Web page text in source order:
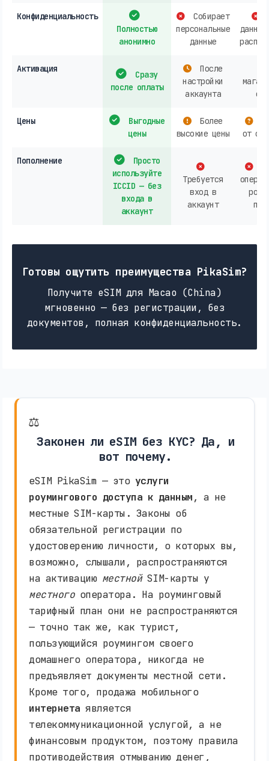
Конфиденциальность
Полностью
анонимно
Собирает
персональные
данные
Активация
Сразу
после оплаты
После
настройки
аккаунта
Цены
Выгодные
цены
Более
высокие цены
от
Пополнение
Просто
используйте
ICCID — без
входа в
аккаунт
Требуется
вход в
аккаунт
Готовы ощутить преимущества PikaSim?
Получите eSIM для Macao (China)
мгновенно — без регистрации, без
документов, полная конфиденциальность.
⚖️
Законен ли eSIM без KYC? Да, и
вот почему.
eSIM PikaSim — это услуги
роумингового доступа к данным, а не
местные SIM-карты. Законы об
обязательной регистрации по
удостоверению личности, о которых вы,
возможно, слышали, распространяются
на активацию местнойSIM-карты у
местногооператора. На роуминговый
тарифный план они не распространяются
— точно так же, как турист,
пользующийся роумингом своего
домашнего оператора, никогда не
предъявляет документы местной сети.
Кроме того, продажа мобильного
интернета является
телекоммуникационной услугой, а не
финансовым продуктом, поэтому правила
противодействия отмыванию денег,